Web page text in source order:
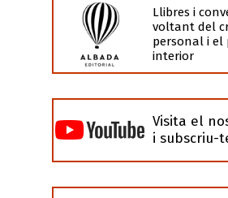
Llibres i
voltant del
personal i el
interior
Visita el
i subscriu-